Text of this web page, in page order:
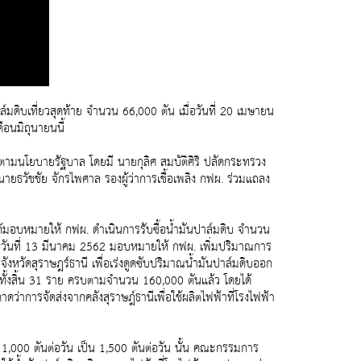
ดิบเที่ยวสุดท้าย จำนวน 66,000 ตัน เมื่อวันที่ 20 เมษายน
อนมิถุนายนนี้
มนโยบายรัฐบาล โดยมี นายกุลิศ สมบัติศิริ ปลัดกระทรวง
วัชชัย จักรไพศาล รองผู้ว่าการเชื้อเพลิง กฟผ. ร่วมแถลง
อบหมายให้ กฟผ. ดำเนินการรับซื้อน้ำมันปาล์มดิบ จำนวน
วันที่ 13 มีนาคม 2562 มอบหมายให้ กฟผ. เพิ่มปริมาณการ
หวัดสุราษฎร์ธานี เพื่อเร่งดูดซับปริมาณน้ำมันปาล์มดิบออก
น 31 ราย ครบตามจำนวน 160,000 ตันแล้ว โดยได้
การจัดส่งจากคลังสุราษฎ์ธานีเพื่อใช้ผลิตไฟฟ้าที่โรงไฟฟ้า
1,000 ตันต่อวัน เป็น 1,500 ตันต่อวัน นั้น คณะกรรมการ